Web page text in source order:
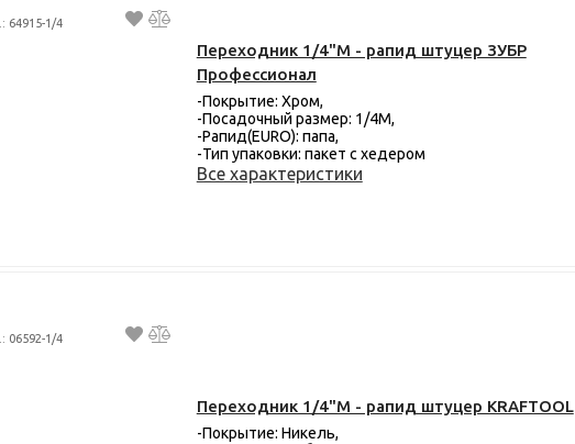
64915-1/4
Переходник 1/4"M - рапид штуцер ЗУБР
Профессионал
-Покрытие: Хром,
-Посадочный размер: 1/4M,
-Рапид(EURO): папа,
-Тип упаковки: пакет с хедером
Все характеристики
06592-1/4
Переходник 1/4"M - рапид штуцер KRAFTOOL
-Покрытие: Никель,